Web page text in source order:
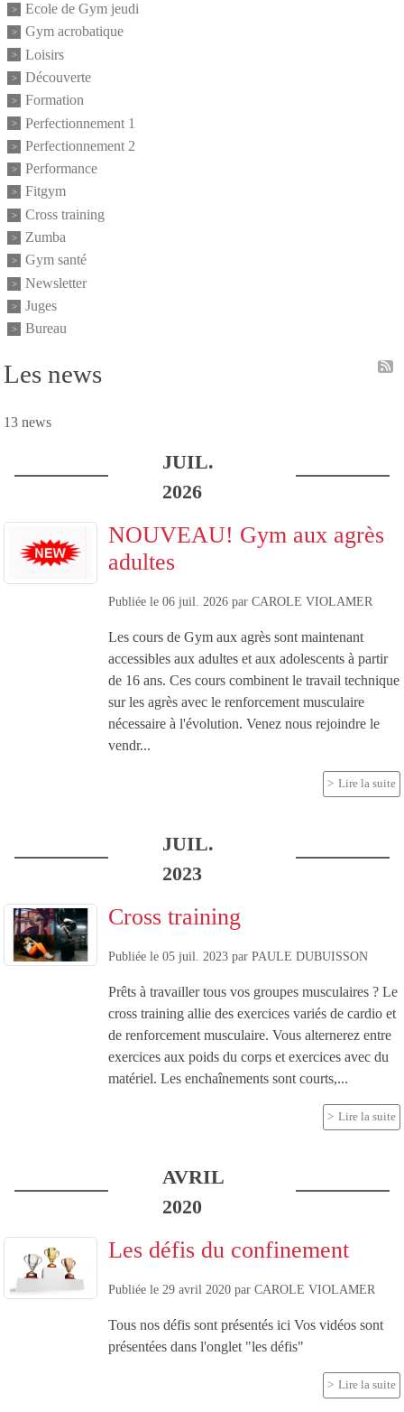
Les news
13 news
JUIL.
2026
NOUVEAU! Gym aux agrès
adultes
Publiée le 06 juil. 2026 par CAROLE VIOLAMER
Les cours de Gym aux agrès sont maintenant
accessibles aux adultes et aux adolescents à partir
de 16 ans. Ces cours combinent le travail technique
sur les agrès avec le renforcement musculaire
nécessaire à l'évolution. Venez nous rejoindre le
vendr...
Lire la suite
JUIL.
2023
Cross training
Publiée le 05 juil. 2023 par PAULE DUBUISSON
Prêts à travailler tous vos groupes musculaires ? Le
cross training allie des exercices variés de cardio et
de renforcement musculaire. Vous alternerez entre
exercices aux poids du corps et exercices avec du
matériel. Les enchaînements sont courts,...
Lire la suite
AVRIL
2020
Les défis du confinement
Publiée le 29 avril 2020 par CAROLE VIOLAMER
Tous nos défis sont présentés ici Vos vidéos sont
présentées dans l'onglet "les défis"
Lire la suite
Ecole de Gym jeudi
Gym acrobatique
Loisirs
Découverte
Formation
Perfectionnement 1
Perfectionnement 2
Performance
Fitgym
Cross training
Zumba
Gym santé
Newsletter
Juges
Bureau